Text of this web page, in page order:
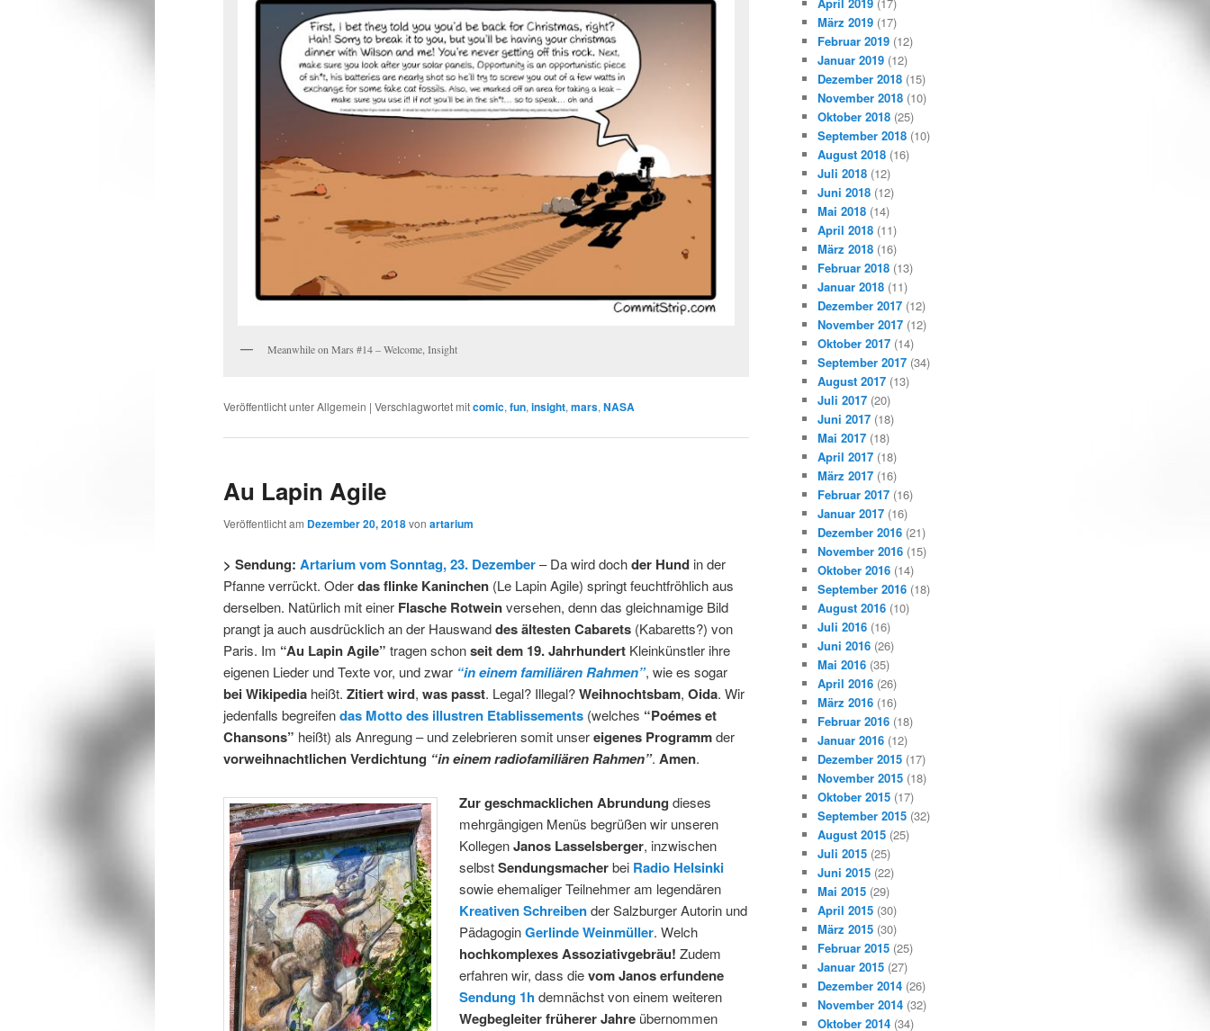
Meanwhile on Mars #14 – Welcome, Insight
Veröffentlicht unterAllgemein | Verschlagwortet mitcomic, fun, insight, mars, NASA
Au Lapin Agile
Veröffentlicht am Dezember 20, 2018von artarium
> Sendung: Artarium vom Sonntag, 23. Dezember– Da wird dochder Hund in der
Pfanne verrückt. Oderdas flinke Kaninchen (Le Lapin Agile) springt feuchtfröhlich aus
derselben. Natürlich mit einer Flasche Rotweinversehen, denn das gleichnamige Bild
prangt ja auch ausdrücklich an der Hauswanddes ältesten Cabarets (Kabaretts?) von
Paris. Im “Au Lapin Agile” tragen schonseit dem 19. Jahrhundert Kleinkünstler ihre
eigenen Lieder und Texte vor, und zwar “in einem familiären Rahmen”, wie es sogar
bei Wikipedia heißt. Zitiert wird, was passt. Legal? Illegal?Weihnochtsbam, Oida. Wir
jedenfalls begreifendas Motto des illustren Etablissements (welches “Poémes et
Chansons” heißt) als Anregung – und zelebrieren somit unsereigenes Programmder
vorweihnachtlichen Verdichtung “in einem radiofamiliären Rahmen”. Amen.
Zur geschmacklichen Abrundung dieses
mehrgängigen Menüs begrüßen wir unseren
KollegenJanos Lasselsberger, inzwischen
selbstSendungsmacherbei Radio Helsinki
sowie ehemaliger Teilnehmer am legendären
Kreativen Schreibender Salzburger Autorin und
PädagoginGerlinde Weinmüller. Welch
hochkomplexes Assoziativgebräu! Zudem
erfahren wir, dass dievom Janos erfundene
Sendung 1hdemnächst von einem weiteren
Wegbegleiter früherer Jahre übernommen
April 2019 (17)
März 2019 (17)
Februar 2019 (12)
Januar 2019 (12)
Dezember 2018 (15)
November 2018 (10)
Oktober 2018 (25)
September 2018 (10)
August 2018 (16)
Juli 2018 (12)
Juni 2018 (12)
Mai 2018 (14)
April 2018 (11)
März 2018 (16)
Februar 2018 (13)
Januar 2018 (11)
Dezember 2017 (12)
November 2017 (12)
Oktober 2017 (14)
September 2017 (34)
August 2017 (13)
Juli 2017 (20)
Juni 2017 (18)
Mai 2017 (18)
April 2017 (18)
März 2017 (16)
Februar 2017 (16)
Januar 2017 (16)
Dezember 2016 (21)
November 2016 (15)
Oktober 2016 (14)
September 2016 (18)
August 2016 (10)
Juli 2016 (16)
Juni 2016 (26)
Mai 2016 (35)
April 2016 (26)
März 2016 (16)
Februar 2016 (18)
Januar 2016 (12)
Dezember 2015 (17)
November 2015 (18)
Oktober 2015 (17)
September 2015 (32)
August 2015 (25)
Juli 2015 (25)
Juni 2015 (22)
Mai 2015 (29)
April 2015 (30)
März 2015 (30)
Februar 2015 (25)
Januar 2015 (27)
Dezember 2014 (26)
November 2014 (32)
Oktober 2014 (34)